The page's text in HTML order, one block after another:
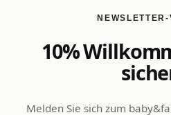
10%
Melden Sie sich zum